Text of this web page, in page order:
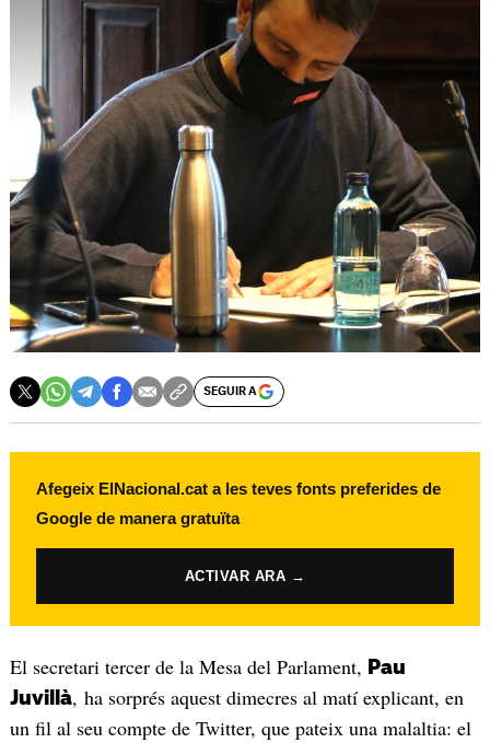
SEGUIR A
Afegeix ElNacional.cat a les teves fonts preferides de
Google de manera gratuïta
ACTIVAR ARA →
El secretari tercer de la Mesa del Parlament, Pau
Juvillà, ha sorprés aquest dimecres al matí explicant, en
un fil al seu compte de Twitter, que pateix una malaltia: el